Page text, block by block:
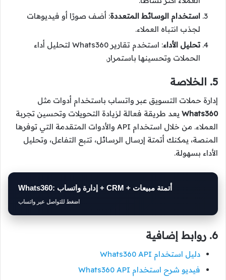
استخدام الوسائط المتعددة: أضف صورًا أو فيديوهات
لجذب انتباه العملاء.
تحليل الأداء
: استخدم تقارير Whats360 لتحليل أداء
الحملات وتحسينها باستمرار.
5. الخلاصة
إدارة حملات التسويق عبر واتساب باستخدام أدوات مثل
Whats360 يعد طريقة فعالة لزيادة التحويلات وتحسين تجربة
العملاء. من خلال استخدام API والأدوات المتقدمة التي توفرها
المنصة، يمكنك أتمتة إرسال الرسائل، تتبع التفاعل، وتحليل
الأداء بسهولة.
Whats360: إدارة واتساب + CRM + أتمتة مبيعات
اضغط للتواصل عبر واتساب
6. روابط إضافية
دليل استخدام Whats360 API
فيديو شرح استخدام Whats360 API